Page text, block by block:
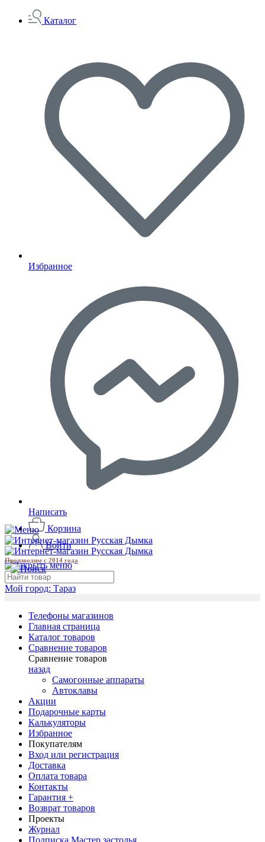
Каталог
Избранное
Написать
Корзина
Войти
Производим с 2014 года
Мой город: Тараз
Телефоны магазинов
Главная страница
Каталог товаров
Сравнение товаров
Сравнение товаров
назад
Самогонные аппараты
Автоклавы
Акции
Подарочные карты
Калькуляторы
Избранное
Покупателям
Вход или регистрация
Доставка
Оплата товара
Контакты
Гарантия +
Возврат товаров
Проекты
Журнал
Подписка Мастер застолья